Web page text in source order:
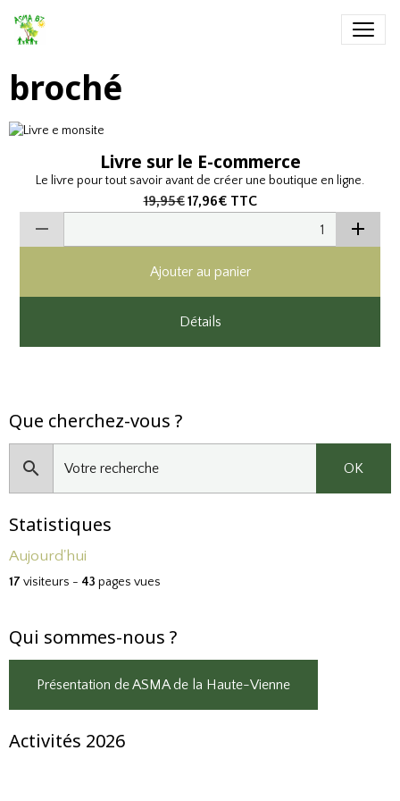
broché
Livre sur le E-commerce
Le livre pour tout savoir avant de créer une boutique en ligne.
19,95€17,96€ TTC
Ajouter au panier
Détails
Que cherchez-vous ?
OK
Statistiques
Aujourd'hui
17 visiteurs - 43 pages vues
Qui sommes-nous ?
Présentation de ASMA de la Haute-Vienne
Activités 2026